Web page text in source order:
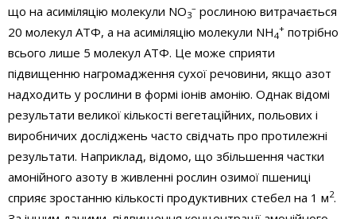
що на асиміляцію молекули NO3
– рослиною витрачається
20 молекул АТФ, а на асиміляцію молекули NH4
+ потрібно
всього лише 5 молекул АТФ. Це може сприяти
підвищенню нагромадження сухої речовини, якщо азот
надходить у рослини в формі іонів амонію. Однак відомі
результати великої кількості вегетаційних, польових і
виробничих досліджень часто свідчать про протилежні
результати. Наприклад, відомо, що збільшення частки
амонійного азоту в живленні рослин озимої пшениці
сприяє зростанню кількості продуктивних стебел на 1 м2.